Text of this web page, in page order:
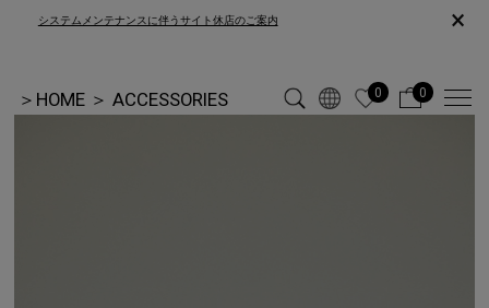
システムメンテナンスに伴うサイト休店のご案内 ×
＞ HOME ＞ ACCESSORIES 0 0